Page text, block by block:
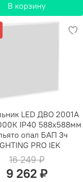
В корзину
LED ДВО 2001A
IP40 588х588мм
опал БАП 3ч
PRO IEK
16 249 ₽
9 262 ₽